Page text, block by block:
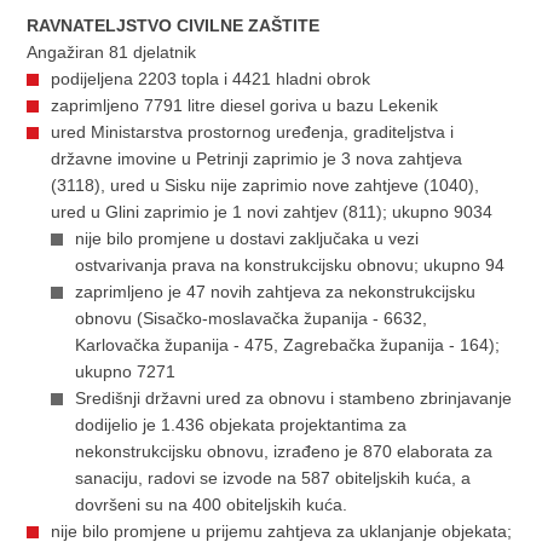
RAVNATELJSTVO CIVILNE ZAŠTITE
Angažiran 81 djelatnik
podijeljena 2203 topla i 4421 hladni obrok
zaprimljeno 7791 litre diesel goriva u bazu Lekenik
ured Ministarstva prostornog uređenja, graditeljstva i
državne imovine u Petrinji zaprimio je 3 nova zahtjeva
(3118), ured u Sisku nije zaprimio nove zahtjeve (1040),
ured u Glini zaprimio je 1 novi zahtjev (811); ukupno 9034
nije bilo promjene u dostavi zaključaka u vezi
ostvarivanja prava na konstrukcijsku obnovu; ukupno 94
zaprimljeno je 47 novih zahtjeva za nekonstrukcijsku
obnovu (Sisačko-moslavačka županija - 6632,
Karlovačka županija - 475, Zagrebačka županija - 164);
ukupno 7271
Središnji državni ured za obnovu i stambeno zbrinjavanje
dodijelio je 1.436 objekata projektantima za
nekonstrukcijsku obnovu, izrađeno je 870 elaborata za
sanaciju, radovi se izvode na 587 obiteljskih kuća, a
dovršeni su na 400 obiteljskih kuća.
nije bilo promjene u prijemu zahtjeva za uklanjanje objekata;